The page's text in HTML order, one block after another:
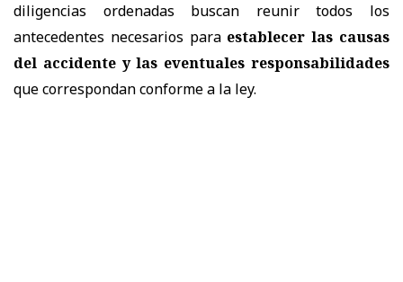
diligencias ordenadas buscan reunir todos los
antecedentes necesarios para establecer las causas
del accidente y las eventuales responsabilidades
que correspondan conforme a la ley.